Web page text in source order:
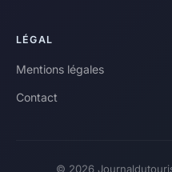
LÉGAL
Mentions légales
Contact
© 2026